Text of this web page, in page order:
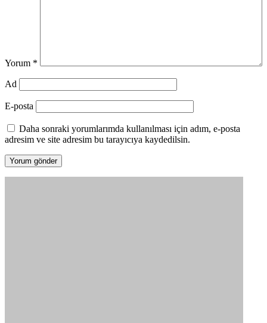
Yorum *
Ad
E-posta
Daha sonraki yorumlarımda kullanılması için adım, e-posta
adresim ve site adresim bu tarayıcıya kaydedilsin.